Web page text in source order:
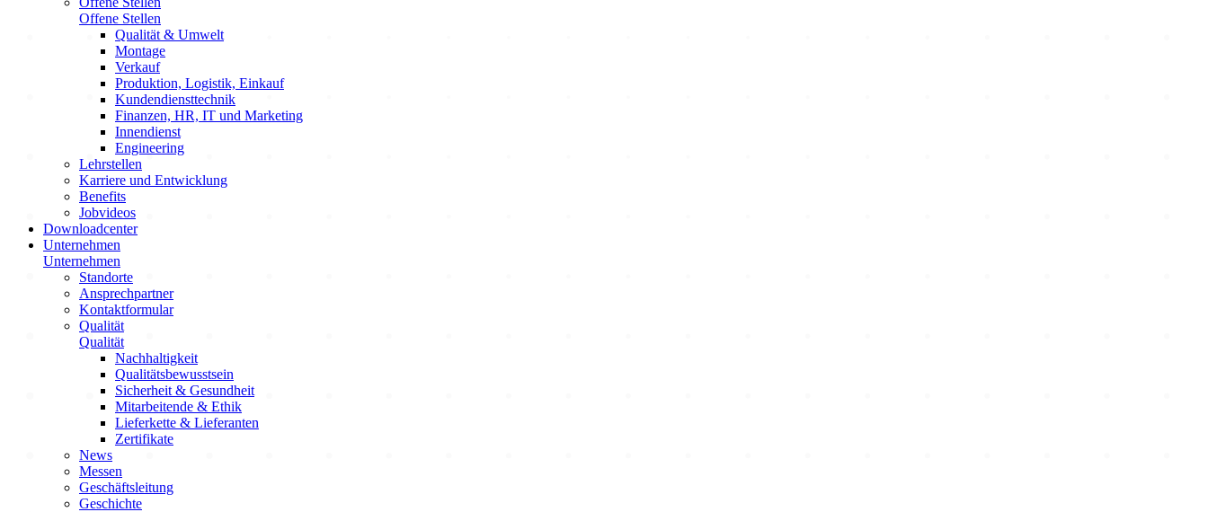
Offene Stellen
Qualität & Umwelt
Montage
Verkauf
Produktion, Logistik, Einkauf
Kundendiensttechnik
Finanzen, HR, IT und Marketing
Innendienst
Engineering
Lehrstellen
Karriere und Entwicklung
Benefits
Jobvideos
Downloadcenter
Unternehmen
Unternehmen
Standorte
Ansprechpartner
Kontaktformular
Qualität
Qualität
Nachhaltigkeit
Qualitätsbewusstsein
Sicherheit & Gesundheit
Mitarbeitende & Ethik
Lieferkette & Lieferanten
Zertifikate
News
Messen
Geschäftsleitung
Geschichte